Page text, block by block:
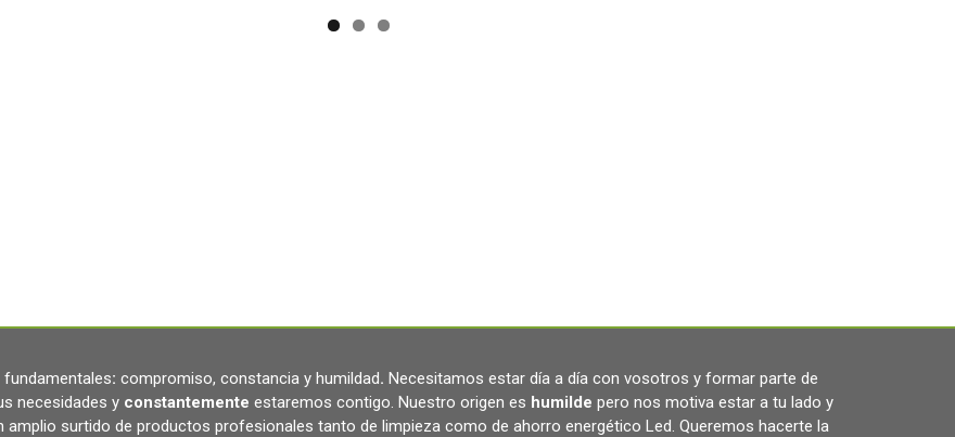
:compromiso, constancia y humildad.Necesitamos estar día a día con vosotros y formar parte de
necesidades y constantemente estaremos contigo. Nuestro origen es humilde pero nos motiva estar a tu lado y
surtido de productos profesionales tanto de limpieza como de ahorro energético Led. Queremos hacerte la